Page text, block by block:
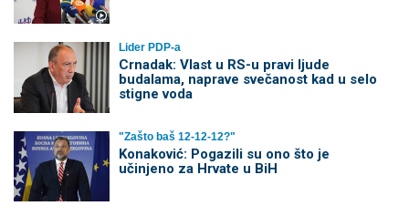
Lider PDP-a
Crnadak: Vlast u RS-u pravi ljude
budalama, naprave svečanost kad u selo
stigne voda
"Zašto baš 12-12-12?"
Konaković: Pogazili su ono što je
učinjeno za Hrvate u BiH